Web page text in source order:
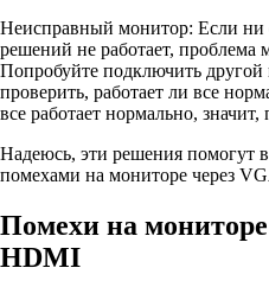
Неисправный монитор: Если
решений не работает,
Попробуйте подключить
проверить, работает ли все
все работает нормально,
Надеюсь, эти решения помогут
помехами на мониторе через
Помехи на
HDMI